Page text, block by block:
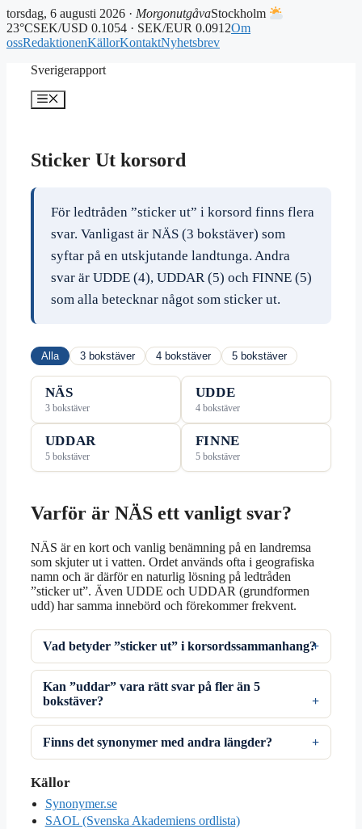
torsdag, 6 augusti 2026 · MorgonutgåvaStockholm
23°CSEK/USD 0.1054 · SEK/EUR 0.0912Om
ossRedaktionenKällorKontaktNyhetsbrev
Sverigerapport
Meny
Sticker Ut korsord
För ledtråden ”sticker ut” i korsord finns flera
svar. Vanligast är NÄS (3 bokstäver) som
syftar på en utskjutande landtunga. Andra
svar är UDDE (4), UDDAR (5) och FINNE (5)
som alla betecknar något som sticker ut.
Alla 3 bokstäver 4 bokstäver 5 bokstäver
NÄS
3 bokstäver
UDDE
4 bokstäver
UDDAR
5 bokstäver
FINNE
5 bokstäver
Varför är NÄS ett vanligt svar?
NÄS är en kort och vanlig benämning på en landremsa
som skjuter ut i vatten. Ordet används ofta i geografiska
namn och är därför en naturlig lösning på ledtråden
”sticker ut”. Även UDDE och UDDAR (grundformen
udd) har samma innebörd och förekommer frekvent.
Vad betyder ”sticker ut” i korsordssammanhang?
Kan ”uddar” vara rätt svar på fler än 5
bokstäver?
Finns det synonymer med andra längder?
Källor
Synonymer.se
SAOL (Svenska Akademiens ordlista)